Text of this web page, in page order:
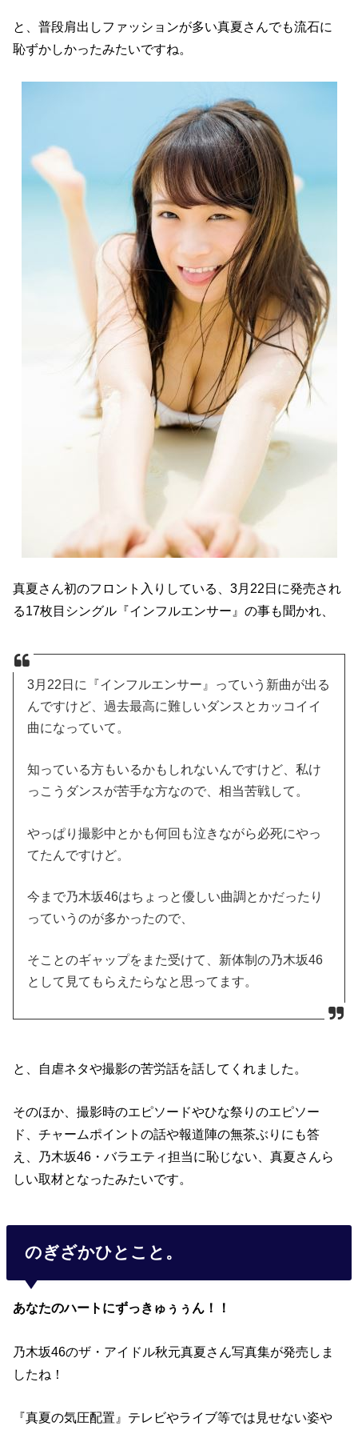
と、普段肩出しファッションが多い真夏さんでも流石に
恥ずかしかったみたいですね。
真夏さん初のフロント入りしている、3月22日に発売され
る17枚目シングル『インフルエンサー』の事も聞かれ、
3月22日に『インフルエンサー』っていう新曲が出る
んですけど、過去最高に難しいダンスとカッコイイ
曲になっていて。
知っている方もいるかもしれないんですけど、私け
っこうダンスが苦手な方なので、相当苦戦して。
やっぱり撮影中とかも何回も泣きながら必死にやっ
てたんですけど。
今まで乃木坂46はちょっと優しい曲調とかだったり
っていうのが多かったので、
そことのギャップをまた受けて、新体制の乃木坂46
として見てもらえたらなと思ってます。
と、自虐ネタや撮影の苦労話を話してくれました。
そのほか、撮影時のエピソードやひな祭りのエピソー
ド、チャームポイントの話や報道陣の無茶ぶりにも答
え、乃木坂46・バラエティ担当に恥じない、真夏さんら
しい取材となったみたいです。
のぎざかひとこと。
あなたのハートにずっきゅぅぅん！！
乃木坂46のザ・アイドル秋元真夏さん写真集が発売しま
したね！
『真夏の気圧配置』テレビやライブ等では見せない姿や